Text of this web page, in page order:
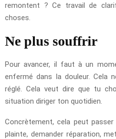
remontent ? Ce travail de
choses.
Ne plus souffrir
Pour avancer, il faut à un
enfermé dans la douleur. Cela
réglé. Cela veut dire que tu
situation diriger ton quotidien.
Concrètement, cela peut
plainte, demander réparation,